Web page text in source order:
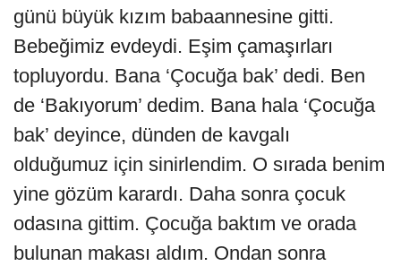
günü büyük kızım babaannesine gitti.
Bebeğimiz evdeydi. Eşim çamaşırları
topluyordu. Bana ‘Çocuğa bak’ dedi. Ben
de ‘Bakıyorum’ dedim. Bana hala ‘Çocuğa
bak’ deyince, dünden de kavgalı
olduğumuz için sinirlendim. O sırada benim
yine gözüm karardı. Daha sonra çocuk
odasına gittim. Çocuğa baktım ve orada
bulunan makası aldım. Ondan sonra